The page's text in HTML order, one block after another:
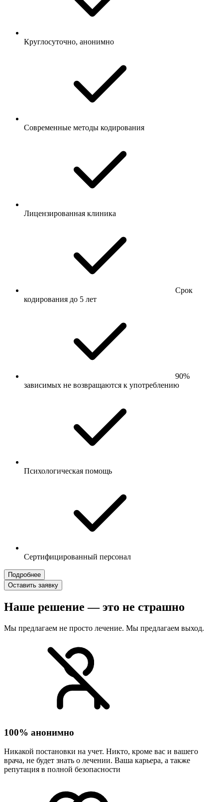
Круглосуточно, анонимно
Современные методы кодирования
Лицензированная клиника
Срок
кодирования до 5 лет
90%
зависимых не возвращаются к употреблению
Психологическая помощь
Сертифицированный персонал
Подробнее
Оставить заявку
Наше решение — это не страшно
Мы предлагаем не просто лечение. Мы предлагаем выход.
100% анонимно
Никакой постановки на учет. Никто, кроме вас и вашего
врача, не будет знать о лечении. Ваша карьера, а также
репутация в полной безопасности